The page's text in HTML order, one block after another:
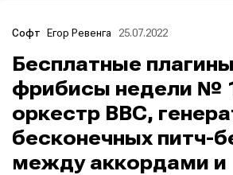
Софт Егор Ревенга 25.07.2022
Бесплатные
фрибисы недели №
оркестр BBC,
бесконечных питч-
между аккордами и